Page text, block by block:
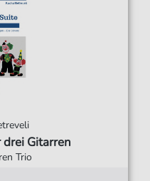
Gitarren
Trio